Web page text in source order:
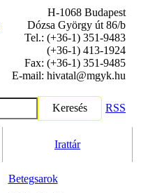
H-1068 Budapest
Dózsa György út 86/b
Tel.: (+36-1) 351-9483
(+36-1) 413-1924
Fax: (+36-1) 351-9485
E-mail: hivatal@mgyk.hu
Keresés RSS
Irattár
Betegsarok